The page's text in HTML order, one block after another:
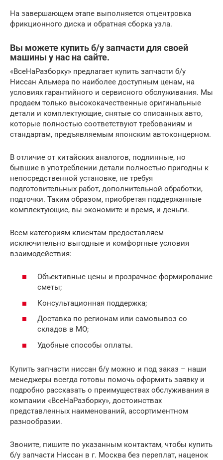
На завершающем этапе выполняется отцентровка
фрикционного диска и обратная сборка узла.
Вы можете купить б/у запчасти для своей
машины у нас на сайте.
«ВсеНаРазборку» предлагает купить запчасти б/у
Ниссан Альмера по наиболее доступным ценам, на
условиях гарантийного и сервисного обслуживания. Мы
продаем только высококачественные оригинальные
детали и комплектующие, снятые со списанных авто,
которые полностью соответствуют требованиям и
стандартам, предъявляемым японским автоконцерном.
В отличие от китайских аналогов, подлинные, но
бывшие в употреблении детали полностью пригодны к
непосредственной установке, не требуя
подготовительных работ, дополнительной обработки,
подточки. Таким образом, приобретая поддержанные
комплектующие, вы экономите и время, и деньги.
Всем категориям клиентам предоставляем
исключительно выгодные и комфортные условия
взаимодействия:
Объективные цены и прозрачное формирование
сметы;
Консультационная поддержка;
Доставка по регионам или самовывоз со
складов в МО;
Удобные способы оплаты.
Купить запчасти ниссан б/у можно и под заказ – наши
менеджеры всегда готовы помочь оформить заявку и
подробно рассказать о преимуществах обслуживания в
компании «ВсеНаРазборку», достоинствах
представленных наименований, ассортиментном
разнообразии.
Звоните, пишите по указанным контактам, чтобы купить
б/у запчасти Ниссан в г. Москва без переплат, наценок